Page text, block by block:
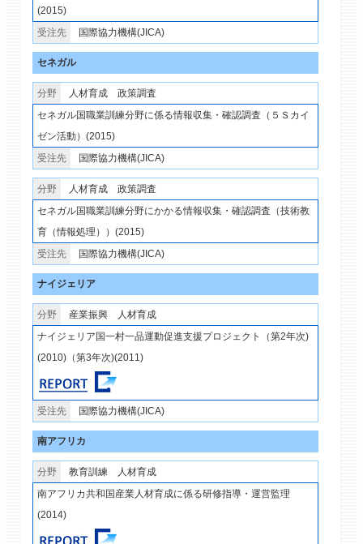
(2015)
国際協力機構(JICA)
セネガル
人材育成 政策調査
セネガル国職業訓練分野に係る情報収集・確認調査（５Ｓカイ
ゼン活動）(2015)
国際協力機構(JICA)
人材育成 政策調査
セネガル国職業訓練分野にかかる情報収集・確認調査（技術教
育（情報処理））(2015)
国際協力機構(JICA)
ナイジェリア
産業振興
人材育成
ナイジェリア国一村一品運動促進支援プロジェクト（第2年次)
(2010)（第3年次)(2011)
国際協力機構(JICA)
南アフリカ
教育訓練
人材育成
南アフリカ共和国産業人材育成に係る研修指導・運営監理
(2014)